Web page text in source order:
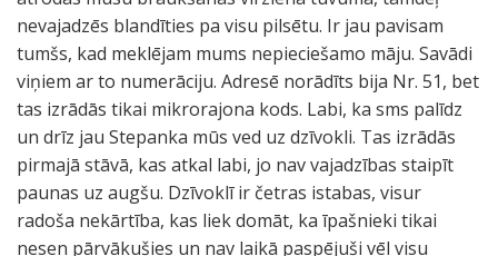
nevajadzēs blandīties pa visu pilsētu. Ir jau pavisam
tumšs, kad meklējam mums nepieciešamo māju. Savādi
viņiem ar to numerāciju. Adresē norādīts bija Nr. 51, bet
tas izrādās tikai mikrorajona kods. Labi, ka sms palīdz
un drīz jau Stepanka mūs ved uz dzīvokli. Tas izrādās
pirmajā stāvā, kas atkal labi, jo nav vajadzības staipīt
paunas uz augšu. Dzīvoklī ir četras istabas, visur
radoša nekārtība, kas liek domāt, ka īpašnieki tikai
nesen pārvākušies un nav laikā paspējuši vēl visu